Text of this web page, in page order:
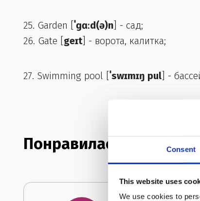
Consent
This website uses
We use cookies to
25. Garden [ ˈɡɑːd(ə)n ] - сад;
26. Gate [ geɪt] - ворота, калитка;
27. Swimming pool [ ˈswɪmɪŋ pul ] -
Понравилась ли тебе